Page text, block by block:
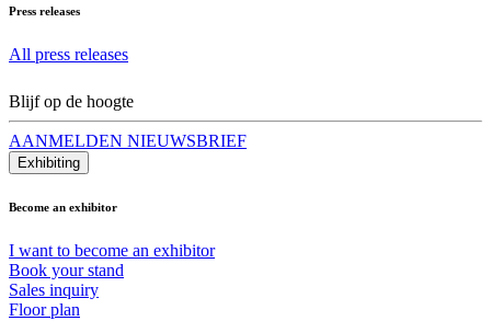
Press releases
All press releases
Blijf op de hoogte
AANMELDEN NIEUWSBRIEF
Exhibiting
Become an exhibitor
I want to become an exhibitor
Book your stand
Sales inquiry
Floor plan